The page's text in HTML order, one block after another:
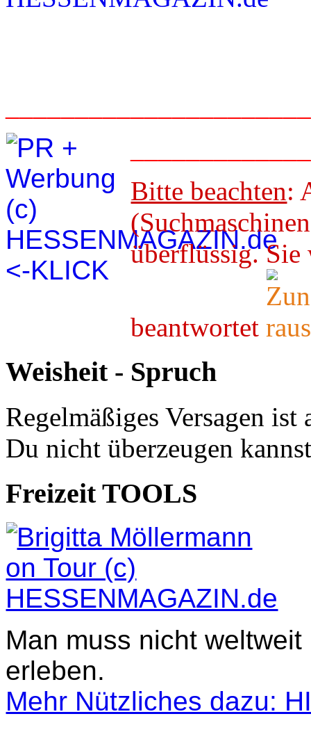
Bitte beachten:
überflüssig.
beantwortet
Weisheit - Spruch
Regelmäßiges Versagen
Du nicht überzeugen
Freizeit TOOLS
Man muss nicht
erleben.
Mehr Nützliches dazu: